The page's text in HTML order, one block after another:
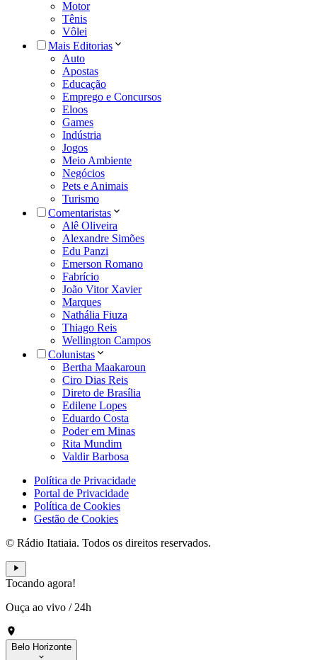
Motor
Tênis
Vôlei
Mais Editorias
Auto
Apostas
Educação
Emprego e Concursos
Eloos
Games
Indústria
Jogos
Meio Ambiente
Negócios
Pets e Animais
Turismo
Comentaristas
Alê Oliveira
Alexandre Simões
Edu Panzi
Emerson Romano
Fabrício
João Vitor Xavier
Marques
Nathália Fiuza
Thiago Reis
Wellington Campos
Colunistas
Bertha Maakaroun
Ciro Dias Reis
Direto de Brasília
Edilene Lopes
Eduardo Costa
Poder em Minas
Rita Mundim
Valdir Barbosa
Política de Privacidade
Portal de Privacidade
Política de Cookies
Gestão de Cookies
© Rádio Itatiaia. Todos os direitos reservados.
Tocando agora!
Ouça ao vivo / 24h
Belo Horizonte